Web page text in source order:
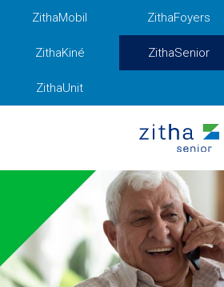
ZithaMobil ZithaFoyers
ZithaKiné ZithaSenior
ZithaUnit